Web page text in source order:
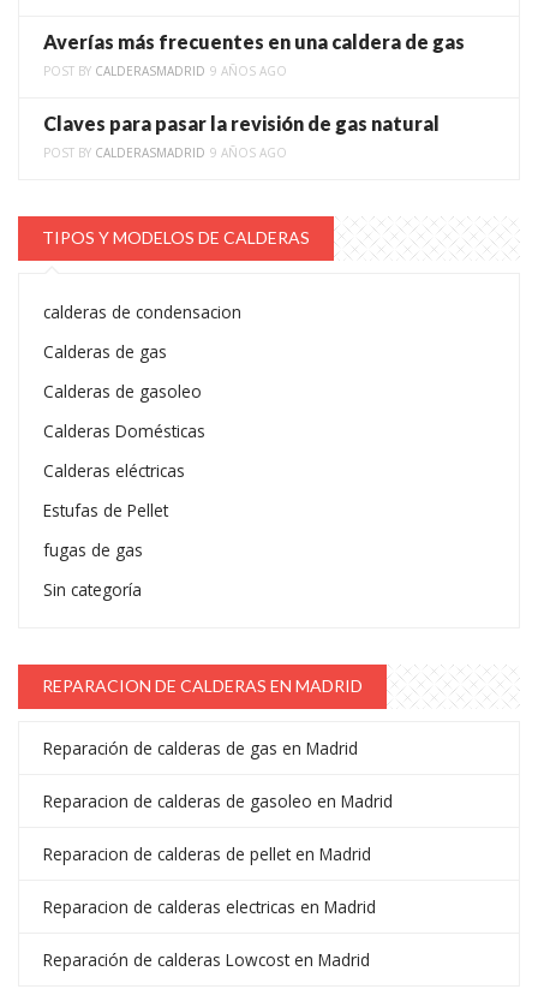
Averías más frecuentes en una caldera de gas
POST BY CALDERASMADRID 9 AÑOS AGO
Claves para pasar la revisión de gas natural
POST BY CALDERASMADRID 9 AÑOS AGO
TIPOS Y MODELOS DE CALDERAS
calderas de condensacion
Calderas de gas
Calderas de gasoleo
Calderas Domésticas
Calderas eléctricas
Estufas de Pellet
fugas de gas
Sin categoría
REPARACION DE CALDERAS EN MADRID
Reparación de calderas de gas en Madrid
Reparacion de calderas de gasoleo en Madrid
Reparacion de calderas de pellet en Madrid
Reparacion de calderas electricas en Madrid
Reparación de calderas Lowcost en Madrid